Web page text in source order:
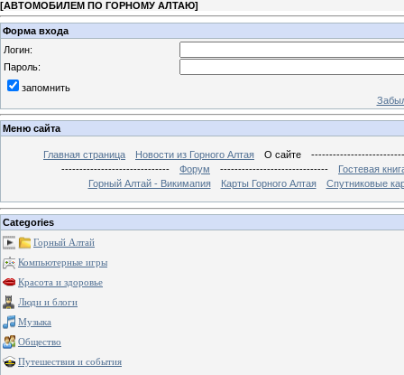
[АВТОМОБИЛЕМ ПО ГОРНОМУ АЛТАЮ]
Форма входа
Логин:
Пароль:
запомнить
Меню сайта
Главная страница Новости из Горного Алтая О сайте
------------------------------
Форум ------------------------------
Гостевая
Горный Алтай - Викимапия
Карты Горного Алтая Спутниковые
Categories
Горный Алтай
Компьютерные игры
Красота и здоровье
Люди и блоги
Музыка
Общество
Путешествия и события